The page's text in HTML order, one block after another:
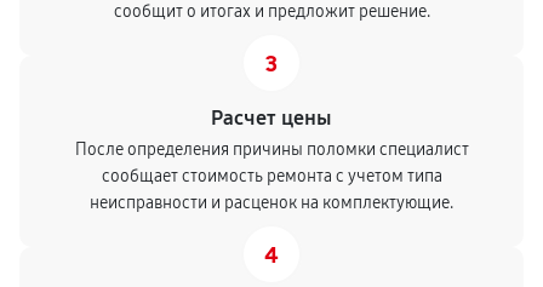
сообщит о итогах и предложит решение.
3
Расчет цены
После определения причины поломки специалист
сообщает стоимость ремонта с учетом типа
неисправности и расценок на комплектующие.
4